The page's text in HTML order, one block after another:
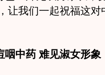
让我们一起祝福这对
中药 难见淑女形象